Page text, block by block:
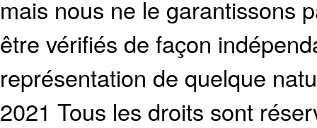
mais nous ne le garantissons
être vérifiés de façon
représentation de quelque
2021 Tous les droits sont